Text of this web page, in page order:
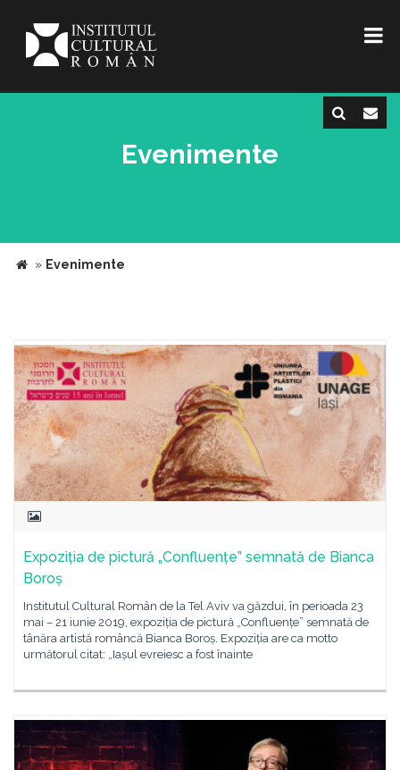
Evenimente
» Evenimente
Expoziția de pictură „Confluențe” semnată de Bianca
Boroș
Institutul Cultural Român de la Tel Aviv va găzdui, în perioada 23
mai – 21 iunie 2019, expoziția de pictură „Confluențe” semnată de
tânăra artistă româncă Bianca Boroș. Expoziția are ca motto
următorul citat: „Iașul evreiesc a fost înainte